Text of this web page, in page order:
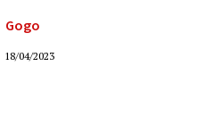
Gogo
18/04/2023